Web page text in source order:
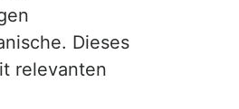
Dieses
relevanten